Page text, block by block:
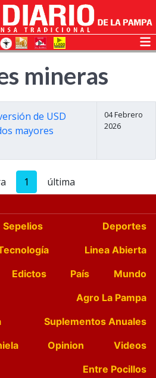
mineras
de USD
mayores
04 Febrero
2026
1 última
Sepelios
Deportes
Linea Abierta
Edictos País
Mundo
Agro La Pampa
Suplementos Anuales
Opinion
Videos
Entre Pocillos